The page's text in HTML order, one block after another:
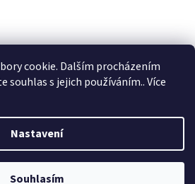
cookie. Dalším procházením
souhlas s jejich používáním.. Více
Nastavení
Souhlasím
údajů
život. Všechna práva vyhrazena.